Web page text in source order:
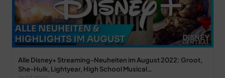
Alle Disney+ Streaming-Neuheiten im August 2022: Groot,
She-Hulk, Lightyear, High School Musical…